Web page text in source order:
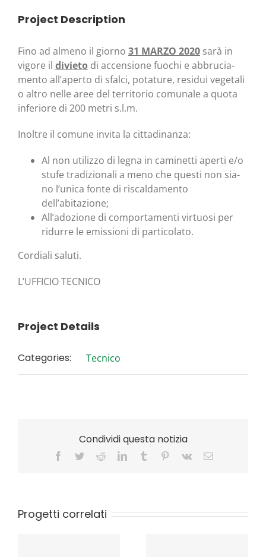
Project Description
Fino ad alme­no il gior­no 31 MARZO 2020 sarà in
vigo­re il divie­to di accen­sio­ne fuo­chi e abbru­cia­
men­to all’aperto di sfal­ci, pota­tu­re, resi­dui vege­ta­li
o altro nel­le aree del ter­ri­to­rio comu­na­le a quo­ta
infe­rio­re di 200 metri s.l.m.
Inol­tre il comu­ne invi­ta la cittadinanza:
Al non uti­liz­zo di legna in cami­net­ti aper­ti e/o
stu­fe tra­di­zio­na­li a meno che que­sti non sia­
no l’unica fon­te di riscal­da­men­to
dell’abitazione;
All’adozione di com­por­ta­men­ti vir­tuo­si per
ridur­re le emis­sio­ni di particolato.
Cor­dia­li saluti.
L’UFFICIO TECNICO
Project Details
Categories: Tecnico
Condividi questa notizia
Facebook
TwitterRedditLinkedInTumblr Pinterest
Vk Email
Progetti correlati